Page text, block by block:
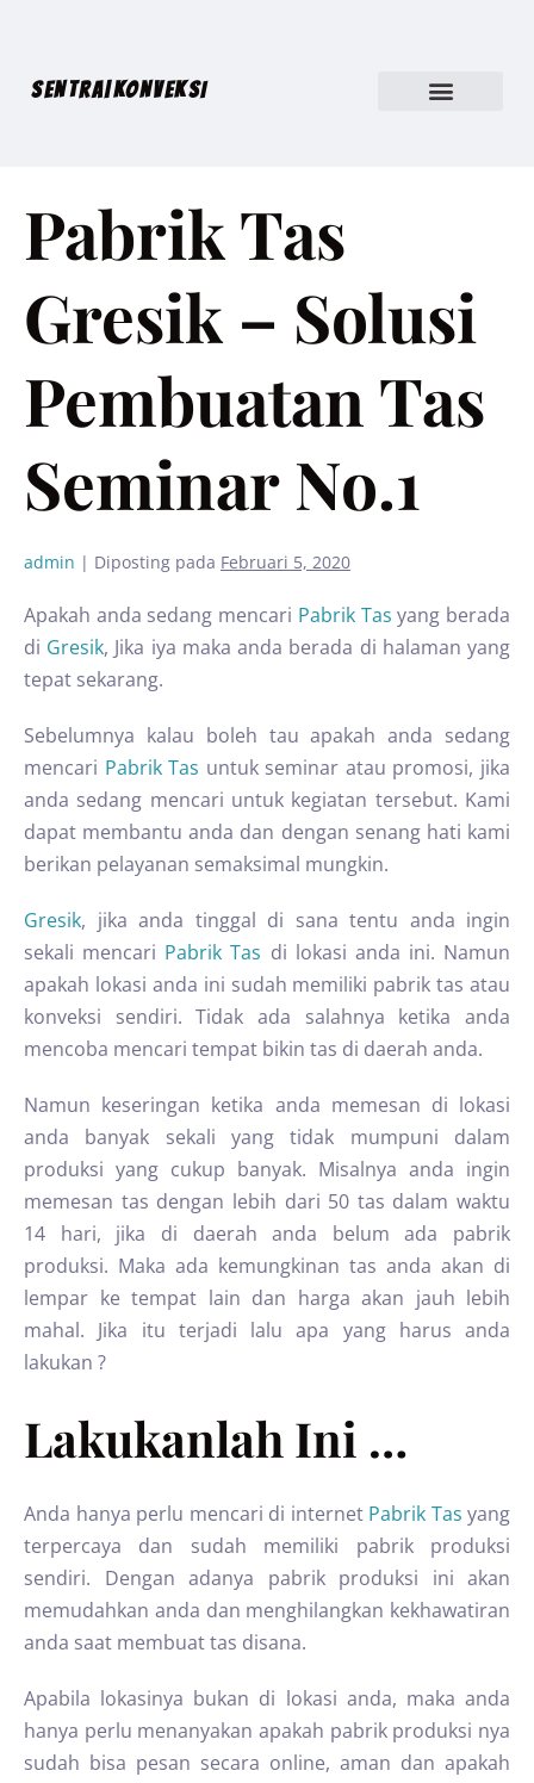
SENTRA|KONVEKSI
Pabrik Tas
Gresik – Solusi
Pembuatan Tas
Seminar No.1
admin | Diposting pada Februari 5, 2020
Apakah anda sedang mencari Pabrik Tas yang berada
di Gresik, Jika iya maka anda berada di halaman yang
tepat sekarang.
Sebelumnya kalau boleh tau apakah anda sedang
mencari Pabrik Tas untuk seminar atau promosi, jika
anda sedang mencari untuk kegiatan tersebut. Kami
dapat membantu anda dan dengan senang hati kami
berikan pelayanan semaksimal mungkin.
Gresik, jika anda tinggal di sana tentu anda ingin
sekali mencari Pabrik Tas di lokasi anda ini. Namun
apakah lokasi anda ini sudah memiliki pabrik tas atau
konveksi sendiri. Tidak ada salahnya ketika anda
mencoba mencari tempat bikin tas di daerah anda.
Namun keseringan ketika anda memesan di lokasi
anda banyak sekali yang tidak mumpuni dalam
produksi yang cukup banyak. Misalnya anda ingin
memesan tas dengan lebih dari 50 tas dalam waktu
14 hari, jika di daerah anda belum ada pabrik
produksi. Maka ada kemungkinan tas anda akan di
lempar ke tempat lain dan harga akan jauh lebih
mahal. Jika itu terjadi lalu apa yang harus anda
lakukan ?
Lakukanlah Ini …
Anda hanya perlu mencari di internet Pabrik Tas yang
terpercaya dan sudah memiliki pabrik produksi
sendiri. Dengan adanya pabrik produksi ini akan
memudahkan anda dan menghilangkan kekhawatiran
anda saat membuat tas disana.
Apabila lokasinya bukan di lokasi anda, maka anda
hanya perlu menanyakan apakah pabrik produksi nya
sudah bisa pesan secara online, aman dan apakah